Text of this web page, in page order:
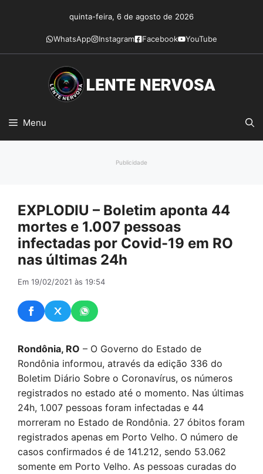
conteúdo
quinta-feira, 6 de agosto de 2026
WhatsApp Instagram Facebook YouTube
Menu
Publicidade
EXPLODIU – Boletim aponta 44
mortes e 1.007 pessoas
infectadas por Covid-19 em RO
nas últimas 24h
Em 19/02/2021 às 19:54
Rondônia, RO – O Governo do Estado de
Rondônia informou, através da edição 336 do
Boletim Diário Sobre o Coronavírus, os números
registrados no estado até o momento. Nas últimas
24h, 1.007 pessoas foram infectadas e 44
morreram no Estado de Rondônia. 27 óbitos foram
registrados apenas em Porto Velho. O número de
casos confirmados é de 141.212, sendo 53.062
somente em Porto Velho. As pessoas curadas do